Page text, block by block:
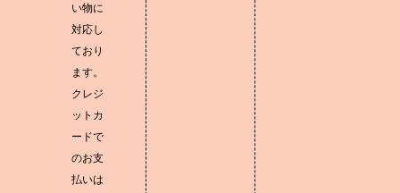
い物に
対応し
ており
ます。
クレジ
ットカ
ードで
のお支
払いは